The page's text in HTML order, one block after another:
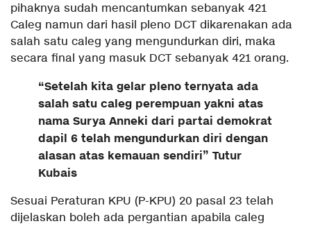
pihaknya sudah mencantumkan sebanyak 421
Caleg namun dari hasil pleno DCT dikarenakan ada
salah satu caleg yang mengundurkan diri, maka
secara final yang masuk DCT sebanyak 421 orang.
“Setelah kita gelar pleno ternyata ada
salah satu caleg perempuan yakni atas
nama Surya Anneki dari partai demokrat
dapil 6 telah mengundurkan diri dengan
alasan atas kemauan sendiri” Tutur
Kubais
Sesuai Peraturan KPU (P-KPU) 20 pasal 23 telah
dijelaskan boleh ada pergantian apabila caleg